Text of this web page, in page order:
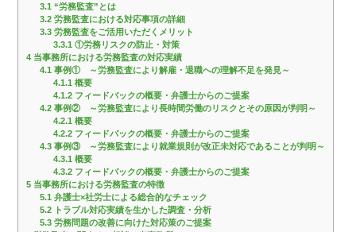
3.1 “労務監査”とは
3.2 労務監査における対応事項の詳細
3.3 労務監査をご活用いただくメリット
3.3.1①労務リスクの防止・対策
4 当事務所における労務監査の対応実績
4.1 事例① ～労務監査により解雇・退職への理解不足を発見～
4.1.1概要
4.1.2フィードバックの概要・弁護士からのご提案
4.2 事例② ～労務監査により長時間労働のリスクとその原因が判明～
4.2.1概要
4.2.2フィードバックの概要・弁護士からのご提案
4.3 事例③ ～労務監査により就業規則が改正未対応であることが判明～
4.3.1概要
4.3.2フィードバックの概要・弁護士からのご提案
5 当事務所における労務監査の特徴
5.1 弁護士×社労士による総合的なチェック
5.2 トラブル対応実績を生かした調査・分析
5.3 労務問題の改善に向けた対応策のご提案